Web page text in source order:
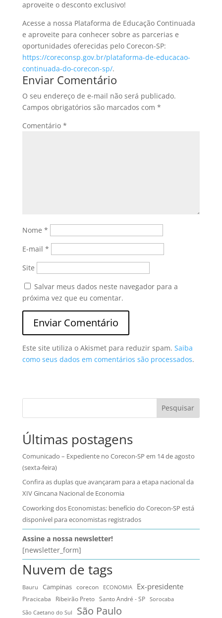
aproveite o desconto exclusivo!
Acesse a nossa Plataforma de Educação Continuada
e aproveite para conhecer sobre as parcerias e
oportunidades oferecidas pelo Corecon-SP:
https://coreconsp.gov.br/plataforma-de-educacao-
continuada-do-corecon-sp/.
Enviar Comentário
O seu endereço de e-mail não será publicado.
Campos obrigatórios são marcados com *
Comentário *
Nome *
E-mail *
Site
Salvar meus dados neste navegador para a
próxima vez que eu comentar.
Este site utiliza o Akismet para reduzir spam. Saiba
como seus dados em comentários são processados.
Pesquisar
Últimas postagens
Comunicado – Expediente no Corecon-SP em 14 de agosto
(sexta-feira)
Confira as duplas que avançaram para a etapa nacional da
XIV Gincana Nacional de Economia
Coworking dos Economistas: benefício do Corecon-SP está
disponível para economistas registrados
Assine a nossa newsletter!
[newsletter_form]
Nuvem de tags
Bauru Campinas corecon ECONOMIA Ex-presidente
Piracicaba Ribeirão Preto Santo André - SP
Sorocaba
São Caetano do Sul
São Paulo